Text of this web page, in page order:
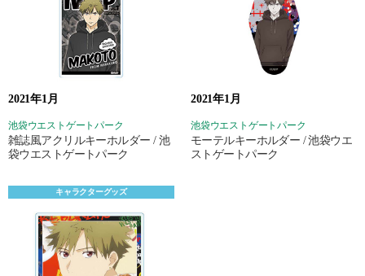
2021年1月
池袋ウエストゲートパーク
雑誌風アクリルキーホルダー / 池
袋ウエストゲートパーク
2021年1月
池袋ウエストゲートパーク
モーテルキーホルダー / 池袋ウエ
ストゲートパーク
キャラクターグッズ